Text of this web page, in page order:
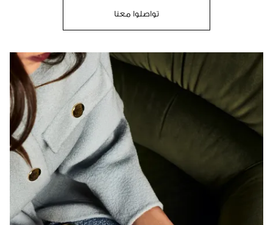
تواصلوا معنا